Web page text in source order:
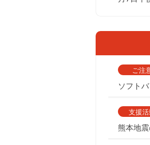
ご注
ソフト
支援
熊本地